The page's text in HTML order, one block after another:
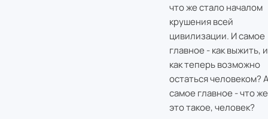
что же стало началом
крушения всей
цивилизации. И самое
главное - как выжить, и
как теперь возможно
остаться человеком?
самое главное - что же
это такое, человек?